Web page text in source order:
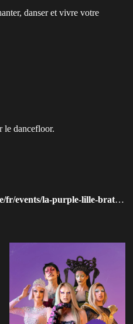
danser et vivre votre
le dancefloor.
purple-lille-brat?utm_source=queer-paris